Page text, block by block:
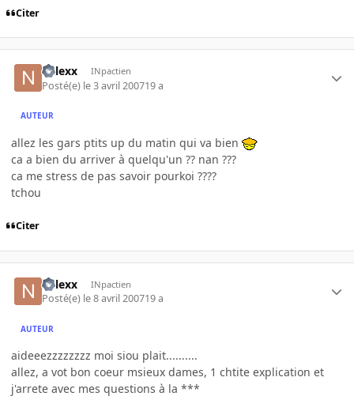
Citer
nalexx INpactien
Posté(e) le 3 avril 200719 a
AUTEUR
allez les gars ptits up du matin qui va bien
ca a bien du arriver à quelqu'un ?? nan ???
ca me stress de pas savoir pourkoi ????
tchou
Citer
nalexx INpactien
Posté(e) le 8 avril 200719 a
AUTEUR
aideeezzzzzzzz moi siou plait..........
allez, a vot bon coeur msieux dames, 1 chtite explication et
j'arrete avec mes questions à la ***